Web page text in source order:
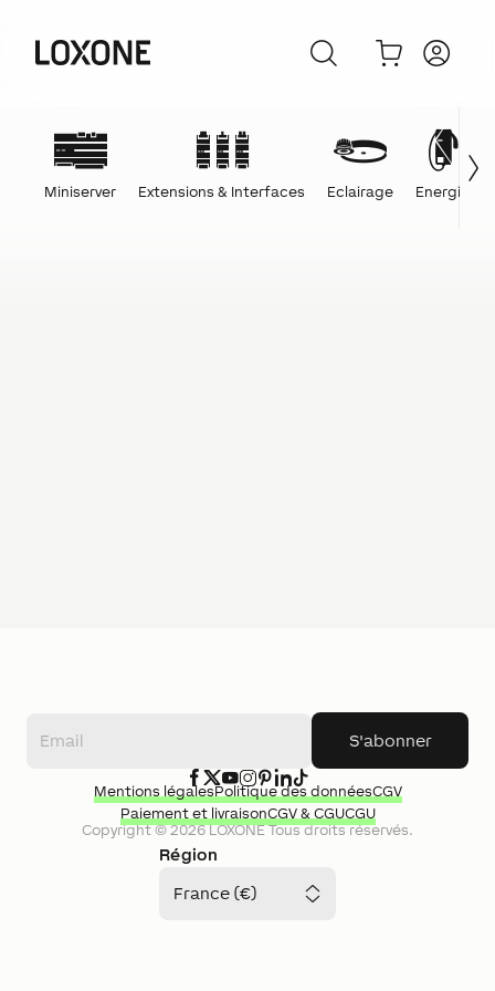
Miniserver Extensions & Interfaces Eclairage Energie
S'abonner
Région
France (€)
Copyright ©2026LOXONETous droits réservés.
Mentions légalesPolitique des donnéesCGV
Paiement et livraisonCGV & CGUCGU